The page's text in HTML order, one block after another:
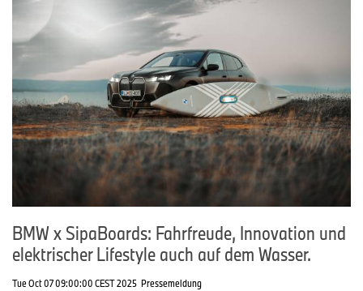
BMW x SipaBoards: Fahrfreude, Innovation und
elektrischer Lifestyle auch auf dem Wasser.
Tue Oct 07 09:00:00 CEST 2025 Pressemeldung